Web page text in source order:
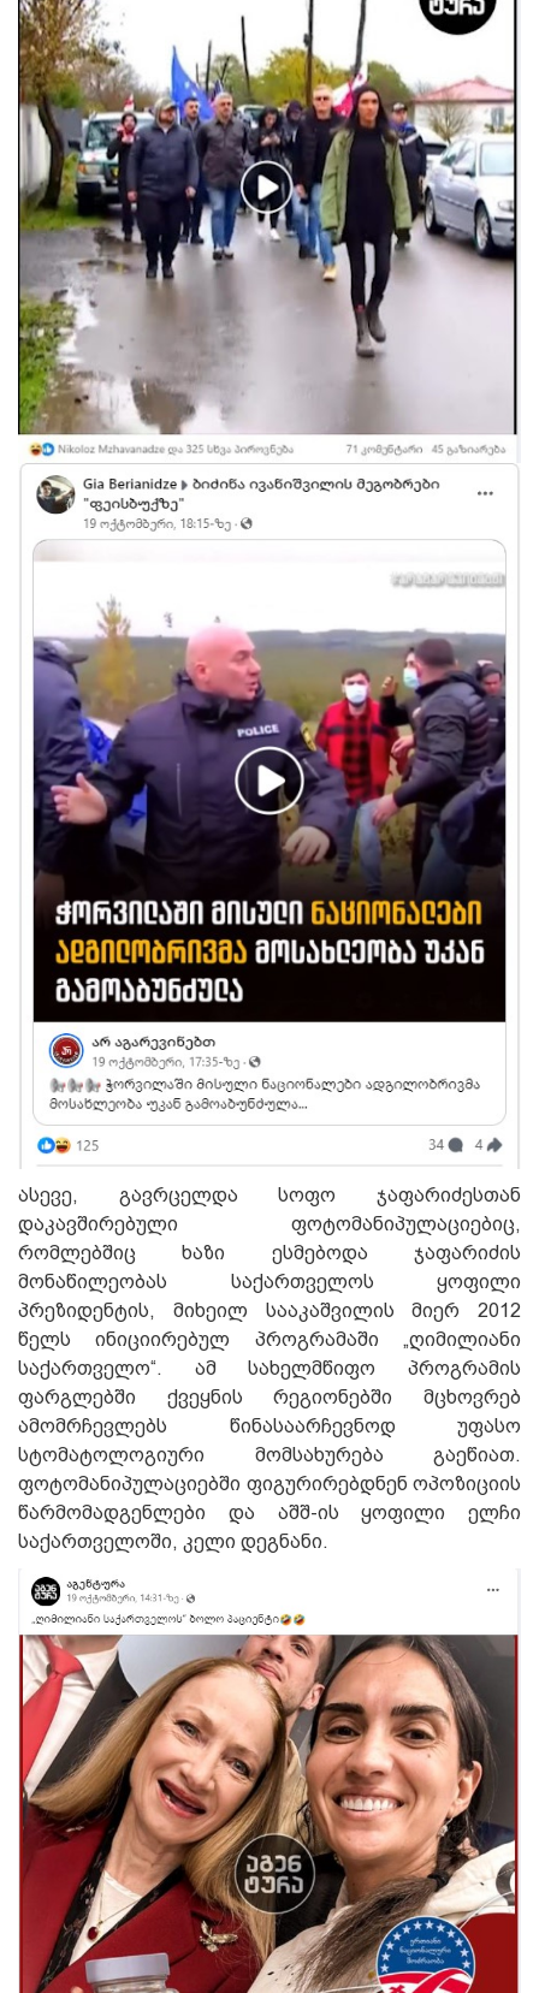
ასევე, გავრცელდა სოფო ჯაფარიძესთან
დაკავშირებული ფოტომანიპულაციებიც,
რომლებშიც ხაზი ესმებოდა ჯაფარიძის
მონაწილეობას საქართველოს ყოფილი
პრეზიდენტის, მიხეილ სააკაშვილის მიერ 2012
წელსინიციირებულ პროგრამაში„ღიმილიანი
საქართველო“. ამსახელმწიფოპროგრამის
ფარგლებში ქვეყნის რეგიონებში მცხოვრებ
ამომრჩევლებს წინასაარჩევნოდ უფასო
სტომატოლოგიური მომსახურება გაეწიათ.
ფოტომანიპულაციებში ფიგურირებდნენ ოპოზიციის
წარმომადგენლები და აშშ-ის ყოფილი ელჩი
საქართველოში, კელი დეგნანი.